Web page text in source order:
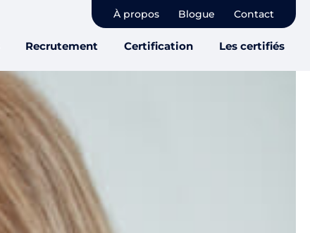
À propos Blogue Contact
Recrutement Certification Les certifiés